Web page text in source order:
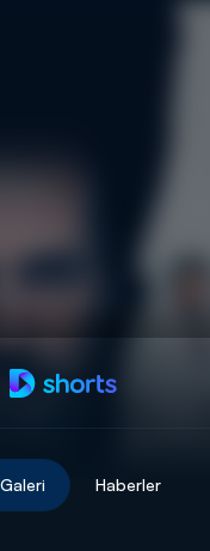
Haberler